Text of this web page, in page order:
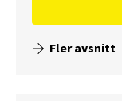
Fler avsnitt